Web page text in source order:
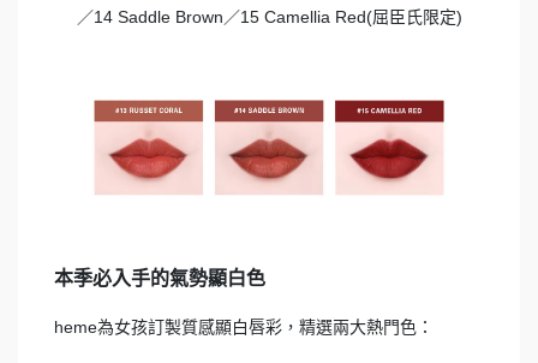
／14 Saddle Brown／15 Camellia Red(屈臣氏限定)
本季必入手的氣勢顯白色
heme為女孩訂製質感顯白唇彩，精選兩大熱門色：